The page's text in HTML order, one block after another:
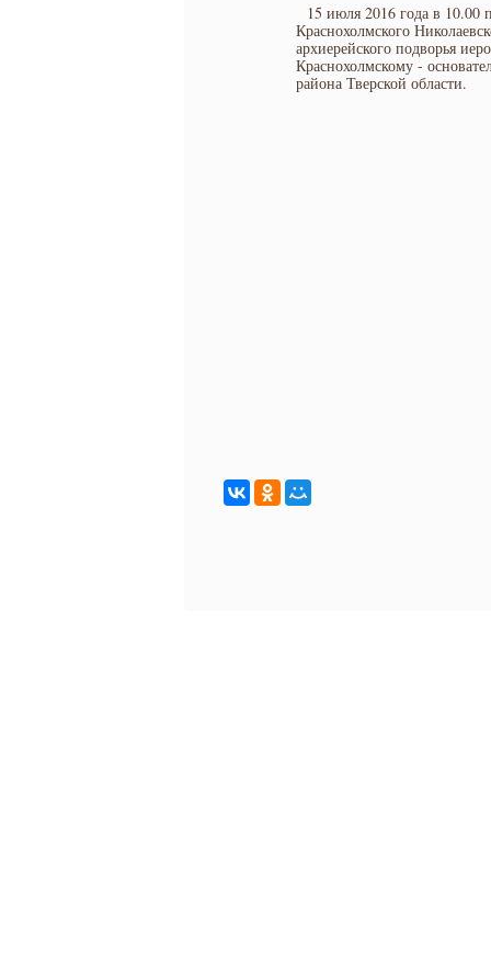
15 июля 2016 года в 10.00
Краснохолмского
архиерейского подворья
Краснохолмскому -
района Тверской области.